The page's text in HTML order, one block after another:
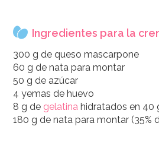
Ingredientes para la
300 g de queso mascarpone
60 g de nata para montar
50 g de azúcar
4 yemas de huevo
8 g de gelatina hidratados en 40
180 g de nata para montar (35%